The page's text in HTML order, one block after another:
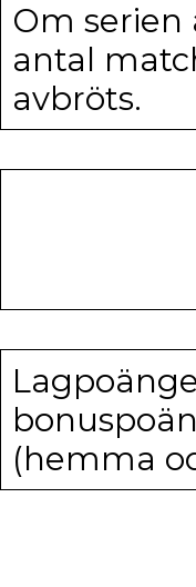
Om serien
antal
avbröts.
(hemma